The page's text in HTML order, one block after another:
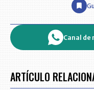
Canal de
ARTÍCULO